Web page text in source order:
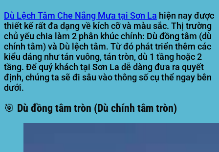
Dù Lệch Tâm Che Nắng Mưa tại Sơn La hiện nay được
thiết kế rất đa dạng về kích cỡ và màu sắc. Thị trường
chủ yếu chia làm 2 phân khúc chính: Dù đồng tâm (dù
chính tâm) và Dù lệch tâm. Từ đó phát triển thêm các
kiểu dáng như tán vuông, tán tròn, dù 1 tầng hoặc 2
tầng. Để quý khách tại Sơn La dễ dàng đưa ra quyết
định, chúng ta sẽ đi sâu vào thông số cụ thể ngay bên
dưới.
🎯 Dù đồng tâm tròn (Dù chính tâm tròn)